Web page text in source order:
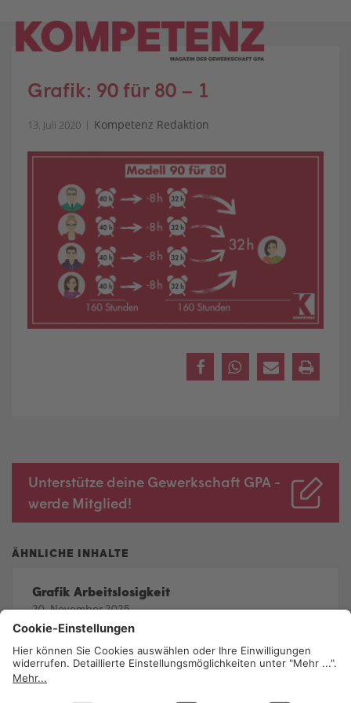
content
Grafik: 90 für 80 – 1
13. Juli 2020 Kompetenz Redaktion
Unterstütze deine Gewerkschaft GPA -
werde Mitglied!
Grafik Arbeitslosigkeit
20. November 2025
Grafik: Sonntagsöffnung